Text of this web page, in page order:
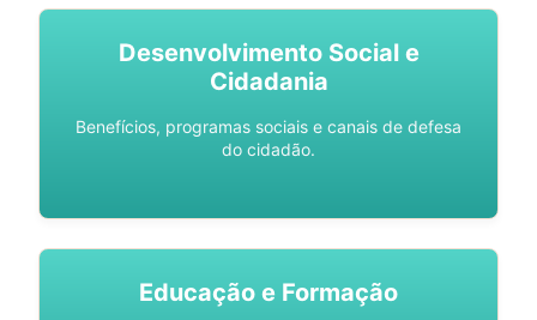
Desenvolvimento Social e
Cidadania
Benefícios, programas sociais e canais de defesa
do cidadão.
Educação e Formação